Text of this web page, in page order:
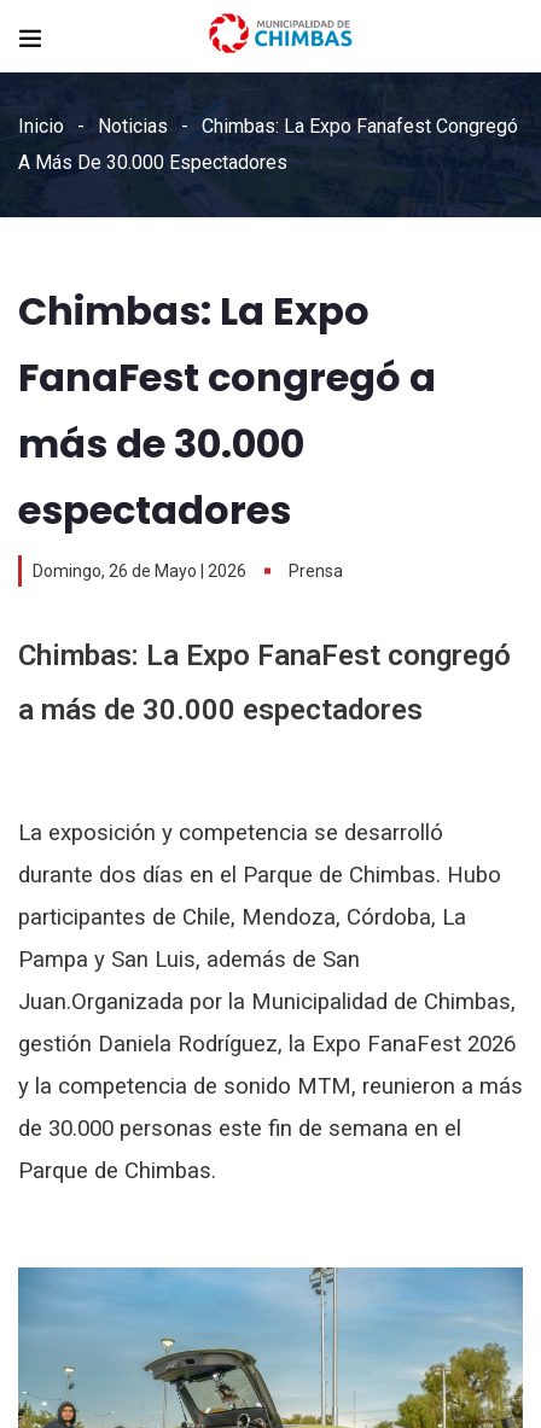
Inicio Noticias
Chimbas: La Expo Fanafest Congregó
A Más De 30.000 Espectadores
Chimbas: La Expo
FanaFest congregó a
más de 30.000
espectadores
Domingo, 26 de Mayo | 2026 Prensa
Chimbas: La Expo FanaFest congregó
a más de 30.000 espectadores
La exposición y competencia se desarrolló
durante dos días en el Parque de Chimbas. Hubo
participantes de Chile, Mendoza, Córdoba, La
Pampa y San Luis, además de San
Juan.Organizada por la Municipalidad de Chimbas,
gestión Daniela Rodríguez, la Expo FanaFest 2026
y la competencia de sonido MTM, reunieron a más
de 30.000 personas este fin de semana en el
Parque de Chimbas.